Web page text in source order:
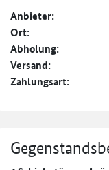
Anbieter:
Ort:
Abholung:
Versand:
Zahlungsart: